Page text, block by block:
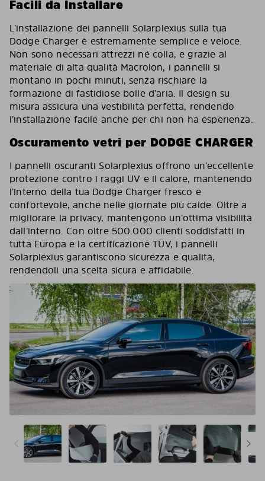
Facili da Installare
L’installazione dei pannelli Solarplexius sulla tua
Dodge Charger è estremamente semplice e veloce.
Non sono necessari attrezzi né colla, e grazie al
materiale di alta qualità Macrolon, i pannelli si
montano in pochi minuti, senza rischiare la
formazione di fastidiose bolle d’aria. Il design su
misura assicura una vestibilità perfetta, rendendo
l’installazione facile anche per chi non ha esperienza.
Oscuramento vetri per DODGE CHARGER
I pannelli oscuranti Solarplexius offrono un’eccellente
protezione contro i raggi UV e il calore, mantenendo
l’interno della tua Dodge Charger fresco e
confortevole, anche nelle giornate più calde. Oltre a
migliorare la privacy, mantengono un’ottima visibilità
dall’interno. Con oltre 500.000 clienti soddisfatti in
tutta Europa e la certificazione TÜV, i pannelli
Solarplexius garantiscono sicurezza e qualità,
rendendoli una scelta sicura e affidabile.